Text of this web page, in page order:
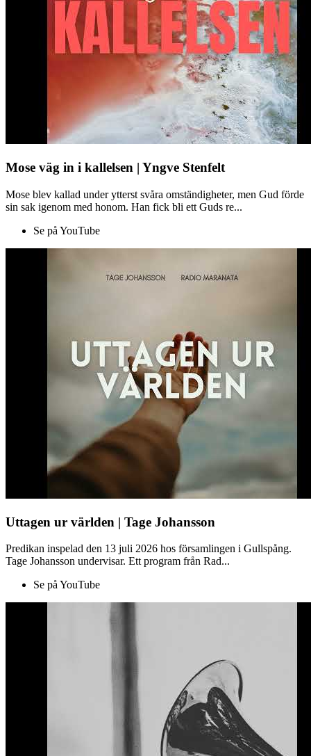
Mose väg in i kallelsen | Yngve Stenfelt
Mose blev kallad under ytterst svåra omständigheter, men Gud förde
sin sak igenom med honom. Han fick bli ett Guds re...
Se på YouTube
Uttagen ur världen | Tage Johansson
Predikan inspelad den 13 juli 2026 hos församlingen i Gullspång.
Tage Johansson undervisar. Ett program från Rad...
Se på YouTube